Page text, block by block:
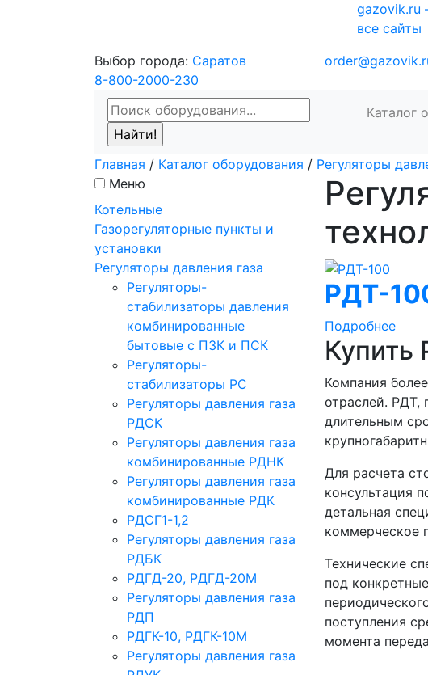
gazovik.ru
все сайты
Выбор города: Саратов
8-800-2000-230
Каталог
Главная / Каталог оборудования / Регуляторы
Меню
Котельные
Газорегуляторные пункты и
установки
Регуляторы давления газа
Регуляторы-
стабилизаторы давления
комбинированные
бытовые с ПЗК и ПСК
Регуляторы-
стабилизаторы РС
Регуляторы давления газа
РДСК
Регуляторы давления газа
комбинированные РДНК
Регуляторы давления газа
комбинированные РДК
РДСГ1-1,2
Регуляторы давления газа
РДБК
РДГД-20, РДГД-20М
Регуляторы давления газа
РДП
РДГК-10, РДГК-10М
Регуляторы давления газа
РДТ-
Подробнее
Купить
Компания
отраслей. РДТ,
длительным
Для расчета
консультация
детальная
коммерческое
Технические
под
поступления
момента